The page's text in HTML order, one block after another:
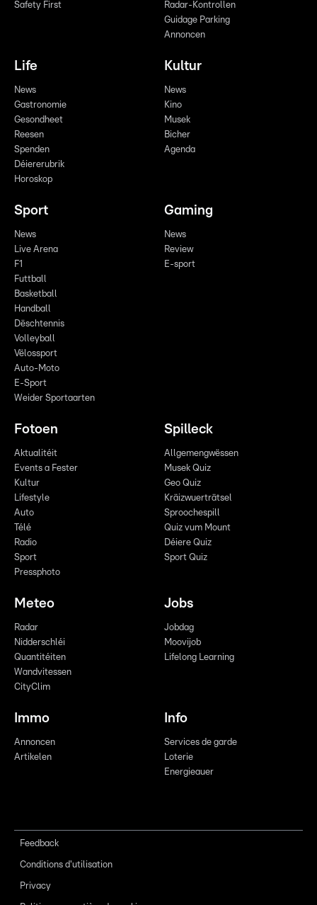
Safety First
Radar-Kontrollen
Guidage Parking
Annoncen
Life
News
Gastronomie
Gesondheet
Reesen
Spenden
Déiererubrik
Horoskop
Kultur
News
Kino
Musek
Bicher
Agenda
Sport
News
Live Arena
F1
Futtball
Basketball
Handball
Dëschtennis
Volleyball
Vëlossport
Auto-Moto
E-Sport
Weider Sportaarten
Gaming
News
Review
E-sport
Fotoen
Aktualitéit
Events a Fester
Kultur
Lifestyle
Auto
Télé
Radio
Sport
Pressphoto
Spilleck
Allgemengwëssen
Musek Quiz
Geo Quiz
Kräizwuerträtsel
Sproochespill
Quiz vum Mount
Déiere Quiz
Sport Quiz
Meteo
Radar
Nidderschléi
Quantitéiten
Wandvitessen
CityClim
Jobs
Jobdag
Moovijob
Lifelong Learning
Immo
Annoncen
Artikelen
Info
Services de garde
Loterie
Energieauer
Feedback
Conditions d'utilisation
Privacy